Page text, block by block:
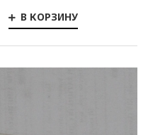
В КОРЗИНУ